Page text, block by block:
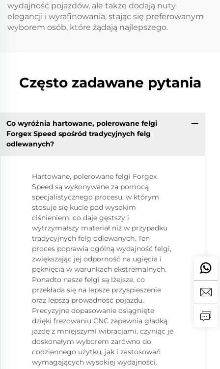
wydajność pojazdów, ale także dodają nuty
elegancji i wyrafinowania, stając się preferowanym
wyborem osób, które żądają najlepszego.
Często zadawane pytania
Co wyróżnia hartowane, polerowane felgi
Forgex Speed spośród tradycyjnych felg
odlewanych?
Hartowane, polerowane felgi Forgex
Speed są wykonywane za pomocą
specjalistycznego procesu, w którym
stosuje się kucie pod wysokim
ciśnieniem, co daje gęstszy i
wytrzymałszy materiał niż w przypadku
tradycyjnych felg odlewanych. Ten
proces poprawia ogólną wydajność felgi,
zwiększając jej odporność na ugięcia i
pęknięcia w warunkach ekstremalnych.
Ponadto nasze felgi są lżejsze, co
przekłada się na lepsze przyspieszenie
oraz lepszą prowadność pojazdu.
Precyzyjne dopasowanie osiągnięte
dzięki frezowaniu CNC zapewnia gładką
jazdę z mniejszymi wibracjami, czyniąc je
doskonałym wyborem zarówno do
codziennego użytku, jak i zastosowań
wymagających wysokiej wydajności.